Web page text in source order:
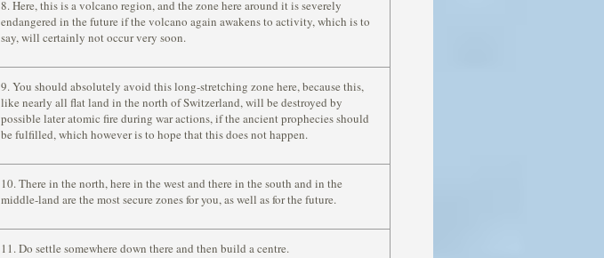
8. Here, this is a volcano region, and the zone here around it is severely
endangered in the future if the volcano again awakens to activity, which is to
say, will certainly not occur very soon.
9. You should absolutely avoid this long-stretching zone here, because this,
like nearly all flat land in the north of Switzerland, will be destroyed by
possible later atomic fire during war actions, if the ancient prophecies should
be fulfilled, which however is to hope that this does not happen.
10. There in the north, here in the west and there in the south and in the
middle-land are the most secure zones for you, as well as for the future.
11. Do settle somewhere down there and then build a centre.